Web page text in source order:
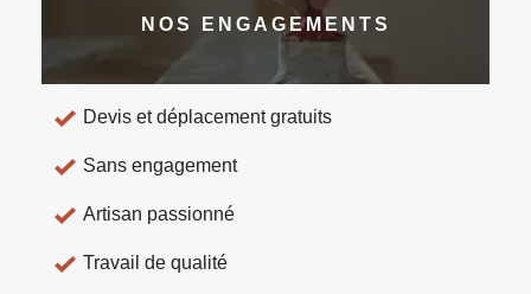
NOS ENGAGEMENTS
Devis et déplacement gratuits
Sans engagement
Artisan passionné
Travail de qualité